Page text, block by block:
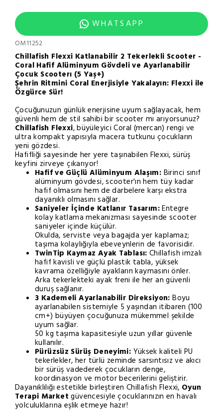
WHATSAPP
OM11252
Chillafish Flexxi Katlanabilir 2 Tekerlekli Scooter -
Coral Hafif Alüminyum Gövdeli ve Ayarlanabilir
Çocuk Scooterı (5 Yaş+)
Şehrin Ritmini Coral Enerjisiyle Yakalayın: Flexxi ile
Özgürce Sür!
Çocuğunuzun günlük enerjisine uyum sağlayacak, hem
güvenli hem de stil sahibi bir scooter mı arıyorsunuz?
Chillafish Flexxi, büyüleyici Coral (mercan) rengi ve
ultra kompakt yapısıyla macera tutkunu çocukların
yeni gözdesi.
Hafifliği sayesinde her yere taşınabilen Flexxi, sürüş
keyfini zirveye çıkarıyor!
Hafif ve Güçlü Alüminyum Alaşım: Birinci sınıf
alüminyum gövdesi, scooter'ın hem tüy kadar
hafif olmasını hem de darbelere karşı ekstra
dayanıklı olmasını sağlar.
Saniyeler İçinde Katlanır Tasarım:Entegre
kolay katlama mekanizması sayesinde scooter
saniyeler içinde küçülür.
Okulda, serviste veya bagajda yer kaplamaz;
taşıma kolaylığıyla ebeveynlerin de favorisidir.
TwinTip Kaymaz Ayak Tablası: Chillafish imzalı
hafif kavisli ve güçlü plastik tabla, yüksek
kavrama özelliğiyle ayakların kaymasını önler.
Arka tekerlekteki ayak freni ile her an güvenli
duruş sağlanır.
3 Kademeli Ayarlanabilir Direksiyon: Boyu
ayarlanabilen sistemiyle 5 yaşından itibaren (100
cm+) büyüyen çocuğunuza mükemmel şekilde
uyum sağlar.
50 kg taşıma kapasitesiyle uzun yıllar güvenle
kullanılır.
Pürüzsüz Sürüş Deneyimi: Yüksek kaliteli PU
tekerlekler, her türlü zeminde sarsıntısız ve akıcı
bir sürüş vadederek çocukların denge,
koordinasyon ve motor becerilerini geliştirir.
Dayanıklılığı estetikle birleştiren Chillafish Flexxi, Oyun
Terapi Market güvencesiyle çocuklarınızın en havalı
yolculuklarına eşlik etmeye hazır!